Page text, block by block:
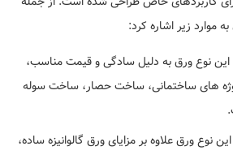
موارد زیر اشاره کرد:
این نوع ورق به دلیل سادگی و قیمت مناسب،
های ساختمانی، ساخت حصار، ساخت سوله
این نوع ورق علاوه بر مزایای ورق گالوانیزه ساده،